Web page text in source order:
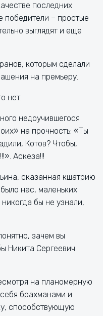
последних
победители – простые
выглядят и еще
которым сделали
на премьеру.
нет.
недоучившегося
на прочность: «Ты
Котов? Чтобы,
Аскеза!!!
сказанная кшатрию
нас, маленьких
бы не узнали,
зачем вы
Никита Сергеевич
на планомерную
брахманами и
способствующую